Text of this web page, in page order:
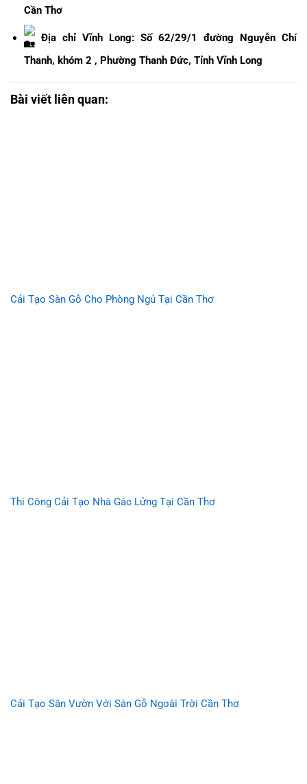
Cần Thơ
Địa chỉ Vĩnh Long: Số 62/29/1 đường Nguyễn Chí
Thanh, khóm 2 , Phường Thanh Đức, Tỉnh Vĩnh Long
Bài viết liên quan:
Cải Tạo Sàn Gỗ Cho Phòng Ngủ Tại Cần Thơ
Thi Công Cải Tạo Nhà Gác Lửng Tại Cần Thơ
Cải Tạo Sân Vườn Với Sàn Gỗ Ngoài Trời Cần Thơ